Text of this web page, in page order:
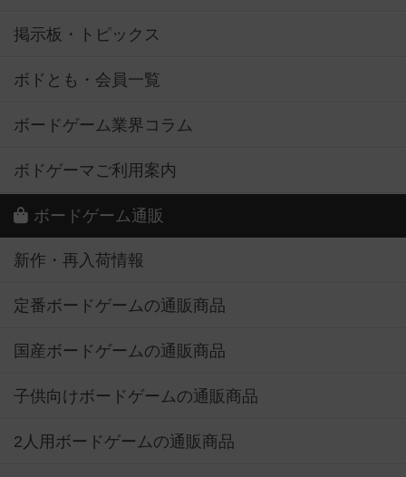
掲示板・トピックス
ボドとも・会員一覧
ボードゲーム業界コラム
ボドゲーマご利用案内
ボードゲーム通販
新作・再入荷情報
定番ボードゲームの通販商品
国産ボードゲームの通販商品
子供向けボードゲームの通販商品
2人用ボードゲームの通販商品